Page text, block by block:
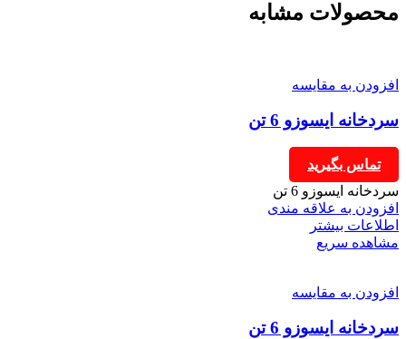
محصولات مشابه
افزودن به مقایسه
سردخانه ایسوزو 6 تن
تماس بگیرید
سردخانه ایسوزو 6 تن
افزودن به علاقه مندی
اطلاعات بیشتر
مشاهده سریع
افزودن به مقایسه
سردخانه ایسوزو 6 تن